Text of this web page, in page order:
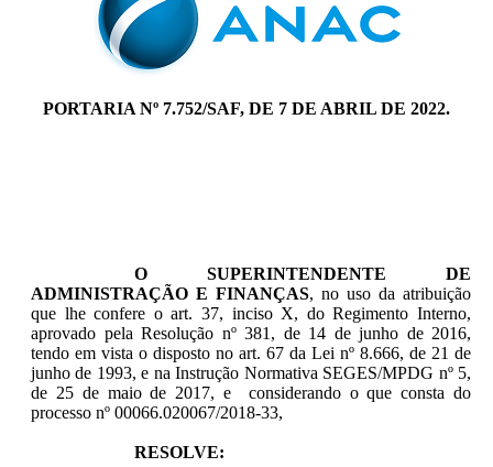
PORTARIA Nº 7.752/SAF, DE 7 DE ABRIL DE 2022.
O SUPERINTENDENTE DE
ADMINISTRAÇÃO E FINANÇAS, no uso da atribuição
que lhe confere o art. 37, inciso X, do Regimento Interno,
aprovado pela Resolução nº 381, de 14 de junho de 2016,
tendo em vista o disposto no art. 67 da Lei nº 8.666, de 21 de
junho de 1993, e na Instrução Normativa SEGES/MPDG nº 5,
de 25 de maio de 2017, e considerando o que consta do
processo nº 00066.020067/2018-33,
RESOLVE: